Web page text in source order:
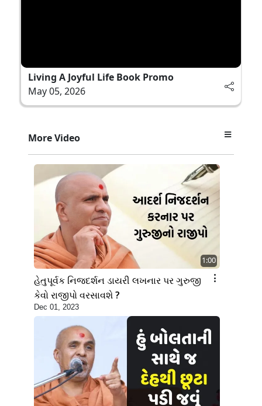
Living A Joyful Life Book Promo
May 05, 2026
More Video
1:00
હેતુપૂર્વક નિજદર્શન ડાયરી લખનાર પર ગુરુજી
કેવો રાજીપો વરસાવશે ?
Dec 01, 2023